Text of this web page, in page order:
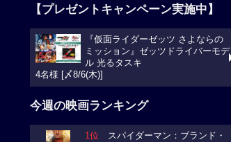
【プレゼントキャンペーン実施中】
『仮面ライダーゼッツ さよならの
ミッション』ゼッツドライバーモデ
ル 光るタスキ
4名様 [〆8/6(木)]
今週の映画ランキング
1位 スパイダーマン：ブランド・